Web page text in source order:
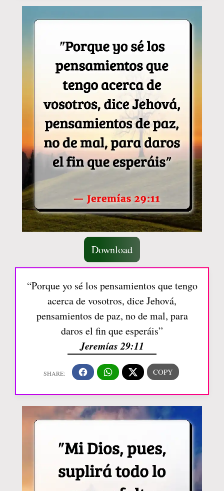
Download
“Porque yo sé los pensamientos que tengo
acerca de vosotros, dice Jehová,
pensamientos de paz, no de mal, para
daros el fin que esperáis”
Jeremías 29:11